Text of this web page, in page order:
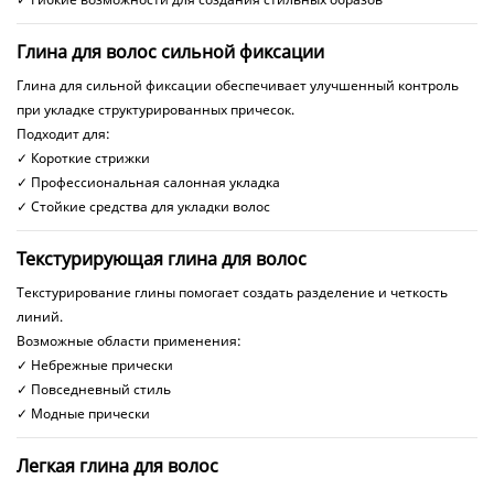
Глина для волос сильной фиксации
Глина для сильной фиксации обеспечивает улучшенный контроль
при укладке структурированных причесок.
Подходит для:
✓ Короткие стрижки
✓ Профессиональная салонная укладка
✓ Стойкие средства для укладки волос
Текстурирующая глина для волос
Текстурирование глины помогает создать разделение и четкость
линий.
Возможные области применения:
✓ Небрежные прически
✓ Повседневный стиль
✓ Модные прически
Легкая глина для волос